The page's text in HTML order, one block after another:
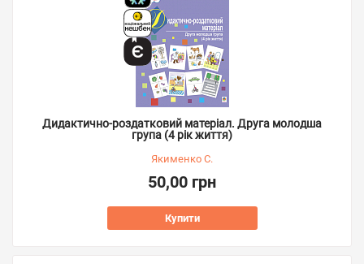
Дидактично-роздатковий матеріал. Друга молодша
група (4 рік життя)
Якименко С.
50,00 грн
Купити